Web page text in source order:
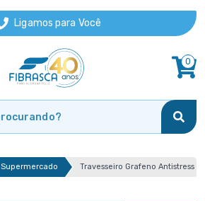
Ligamos para Você
0
Supermercado Travesseiro Grafeno Antistress